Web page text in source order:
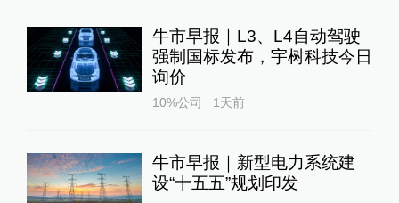
牛市早报｜L3、L4自动驾驶
强制国标发布，宇树科技今日
询价
10%公司 1天前
牛市早报｜新型电力系统建
设“十五五”规划印发